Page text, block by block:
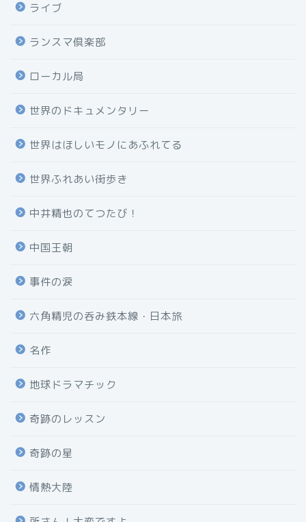
ライブ
ランスマ倶楽部
ローカル局
世界のドキュメンタリー
世界はほしいモノにあふれてる
世界ふれあい街歩き
中井精也のてつたび！
中国王朝
事件の涙
六角精児の呑み鉄本線・日本旅
名作
地球ドラマチック
奇跡のレッスン
奇跡の星
情熱大陸